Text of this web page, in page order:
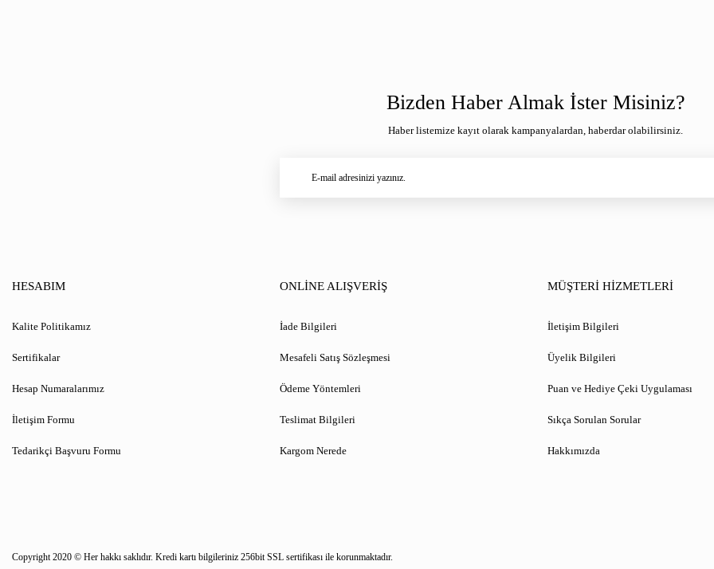
Bizden Haber Almak İster Misiniz?
Haber listemize kayıt olarak kampanyalardan, haberdar olabilirsiniz.
HESABIM
Kalite Politikamız
Sertifikalar
Hesap Numaralarımız
İletişim Formu
Tedarikçi Başvuru Formu
ONLİNE ALIŞVERİŞ
İade Bilgileri
Mesafeli Satış Sözleşmesi
Ödeme Yöntemleri
Teslimat Bilgileri
Kargom Nerede
MÜŞTERİ HİZMETLERİ
İletişim Bilgileri
Üyelik Bilgileri
Puan ve Hediye Çeki Uygulaması
Sıkça Sorulan Sorular
Hakkımızda
Copyright 2020 © Her hakkı saklıdır. Kredi kartı bilgileriniz 256bit SSL sertifikası ile korunmaktadır.